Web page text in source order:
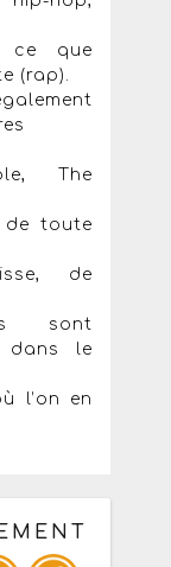
ce que
(rap).
The
de toute
de
sont
dans le
l’on en